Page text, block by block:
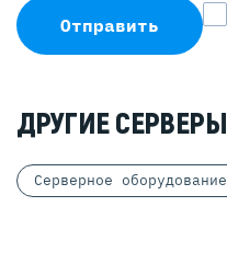
Отправить
ДРУГИЕ СЕРВЕРЫ
Серверное оборудование